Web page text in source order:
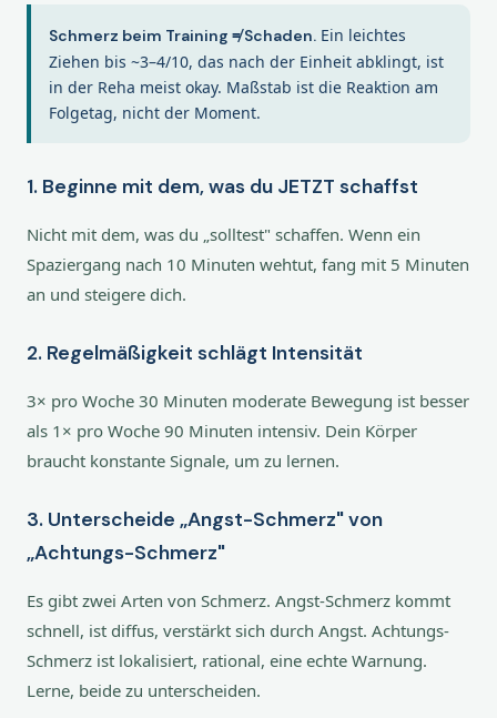
Schmerz beim Training ≠ Schaden. Ein leichtes
Ziehen bis ~3–4/10, das nach der Einheit abklingt, ist
in der Reha meist okay. Maßstab ist die Reaktion am
Folgetag, nicht der Moment.
1. Beginne mit dem, was du JETZT schaffst
Nicht mit dem, was du „solltest" schaffen. Wenn ein
Spaziergang nach 10 Minuten wehtut, fang mit 5 Minuten
an und steigere dich.
2. Regelmäßigkeit schlägt Intensität
3× pro Woche 30 Minuten moderate Bewegung ist besser
als 1× pro Woche 90 Minuten intensiv. Dein Körper
braucht konstante Signale, um zu lernen.
3. Unterscheide „Angst-Schmerz" von
„Achtungs-Schmerz"
Es gibt zwei Arten von Schmerz. Angst-Schmerz kommt
schnell, ist diffus, verstärkt sich durch Angst. Achtungs-
Schmerz ist lokalisiert, rational, eine echte Warnung.
Lerne, beide zu unterscheiden.